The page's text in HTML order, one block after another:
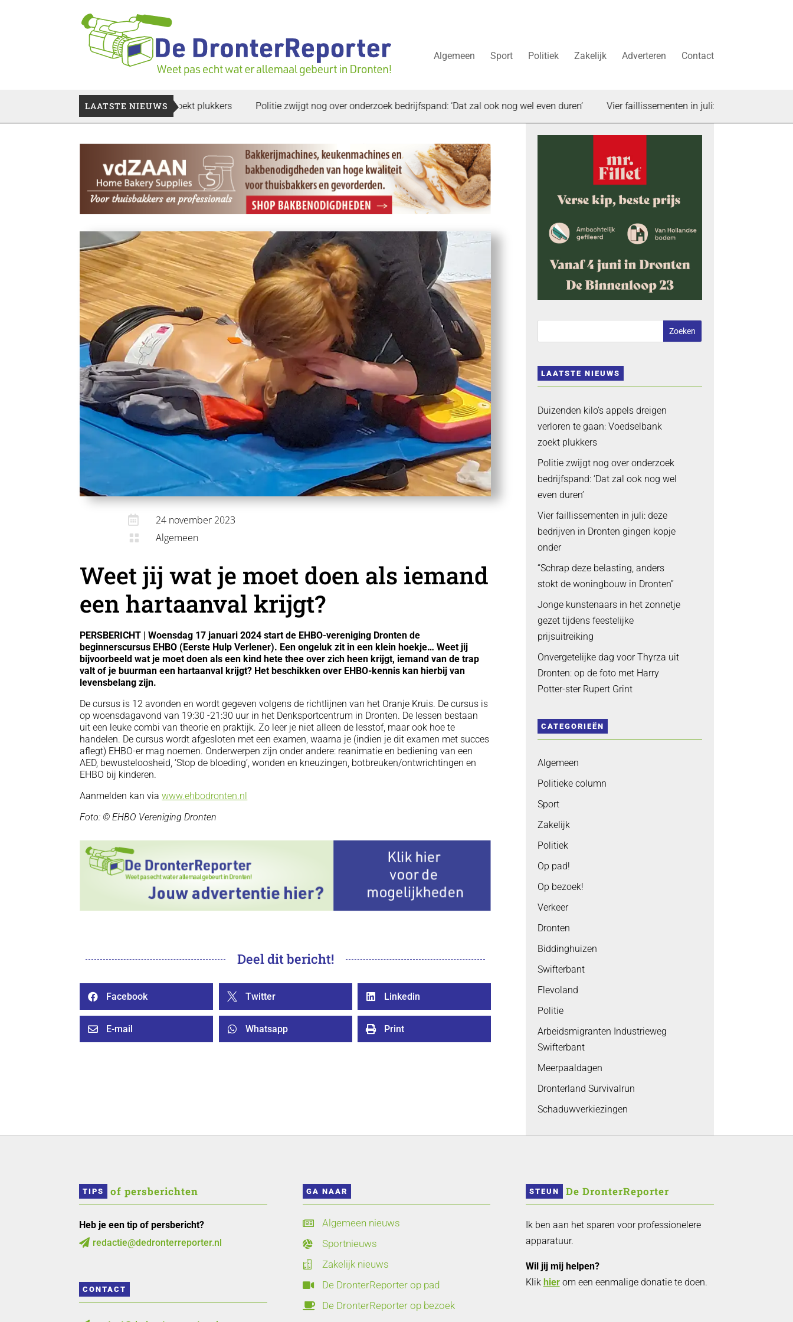
Algemeen Sport Politiek Zakelijk Adverteren Contact
LAATSTE NIEUWS
verloren te gaan: Voedselbank zoekt plukkers Politie zwijgt nog over onderzoek bedrijfspand: ‘Dat zal ook nog wel even duren’ Vier faillissementen in juli: deze bedrijven in Dronten
 24 november 2023
 Algemeen
Weet jij wat je moet doen als iemand
een hartaanval krijgt?
PERSBERICHT | Woensdag 17 januari 2024 start de EHBO-vereniging Dronten de
beginnerscursus EHBO (Eerste Hulp Verlener). Een ongeluk zit in een klein hoekje… Weet jij
bijvoorbeeld wat je moet doen als een kind hete thee over zich heen krijgt, iemand van de trap
valt of je buurman een hartaanval krijgt? Het beschikken over EHBO-kennis kan hierbij van
levensbelang zijn.
De cursus is 12 avonden en wordt gegeven volgens de richtlijnen van het Oranje Kruis. De cursus is
op woensdagavond van 19:30 -21:30 uur in het Denksportcentrum in Dronten. De lessen bestaan
uit een leuke combi van theorie en praktijk. Zo leer je niet alleen de lesstof, maar ook hoe te
handelen. De cursus wordt afgesloten met een examen, waarna je (indien je dit examen met succes
aflegt) EHBO-er mag noemen. Onderwerpen zijn onder andere: reanimatie en bediening van een
AED, bewusteloosheid, ‘Stop de bloeding’, wonden en kneuzingen, botbreuken/ontwrichtingen en
EHBO bij kinderen.
Aanmelden kan viawww.ehbodronten.nl
Foto: © EHBO Vereniging Dronten
Deel dit bericht!
 Facebook  Twitter  Linkedin
 E-mail  Whatsapp  Print
LAATSTE NIEUWS
Duizenden kilo’s appels dreigen
verloren te gaan: Voedselbank
zoekt plukkers
Politie zwijgt nog over onderzoek
bedrijfspand: ‘Dat zal ook nog wel
even duren’
Vier faillissementen in juli: deze
bedrijven in Dronten gingen kopje
onder
“Schrap deze belasting, anders
stokt de woningbouw in Dronten”
Jonge kunstenaars in het zonnetje
gezet tijdens feestelijke
prijsuitreiking
Onvergetelijke dag voor Thyrza uit
Dronten: op de foto met Harry
Potter-ster Rupert Grint
CATEGORIEËN
Algemeen
Politieke column
Sport
Zakelijk
Politiek
Op pad!
Op bezoek!
Verkeer
Dronten
Biddinghuizen
Swifterbant
Flevoland
Politie
Arbeidsmigranten Industrieweg
Swifterbant
Meerpaaldagen
Dronterland Survivalrun
Schaduwverkiezingen
TIPS of persberichten
Heb je een tip of persbericht?
 redactie@dedronterreporter.nl
CONTACT
GA NAAR
 Algemeen nieuws
 Sportnieuws
 Zakelijk nieuws
 De DronterReporter op pad
 De DronterReporter op bezoek
STEUN De DronterReporter
Ik ben aan het sparen voor professionelere
apparatuur.
Wil jij mij helpen?
Klik hierom een eenmalige donatie te doen.